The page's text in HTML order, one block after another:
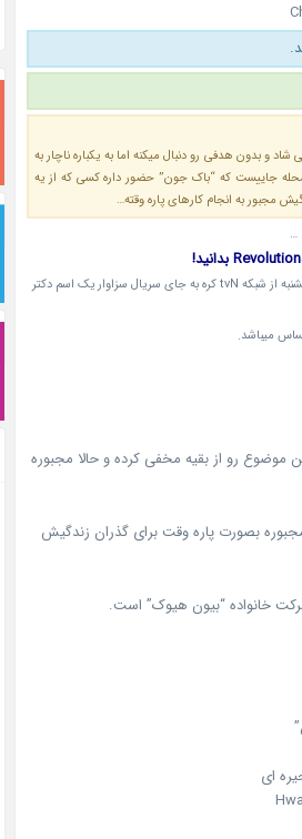
و بدون هدفی رو دنبال میکنه اما به یکباره ناچار به
جاییست که “باک جون” حضور داره کسی که از یه
مجبور به انجام کارهای پاره وقته…
…
-این سریال در 16 قسمت یک ساعته روزهای شنبه و یکشنبه از شبکه tvN کره به جای سریال سزاوار یک اسم دکتر
میباشد.
موضوع رو از بقیه مخفی کرده و حالا مجبوره
بصورت پاره وقت برای گذران زندگیش
خانواده “بیون هیوک” است.
ای